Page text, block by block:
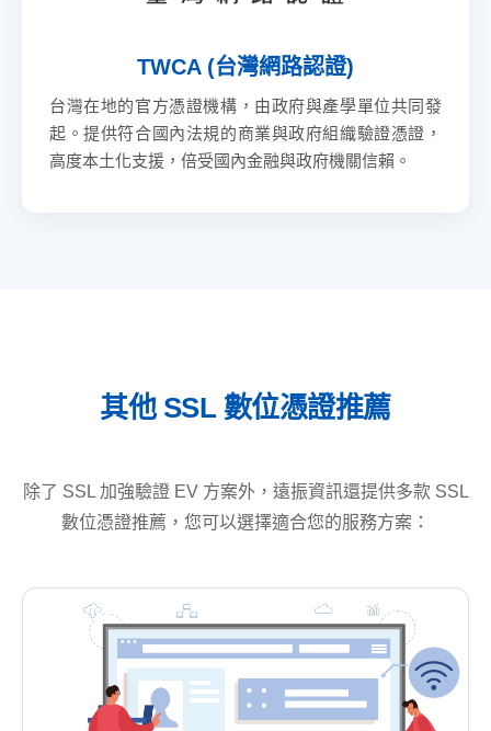
TWCA (台灣網路認證)
台灣在地的官方憑證機構，由政府與產學單位共同發
起。提供符合國內法規的商業與政府組織驗證憑證，
高度本土化支援，倍受國內金融與政府機關信賴。
其他 SSL 數位憑證推薦
除了 SSL 加強驗證 EV 方案外，遠振資訊還提供多款 SSL
數位憑證推薦，您可以選擇適合您的服務方案：